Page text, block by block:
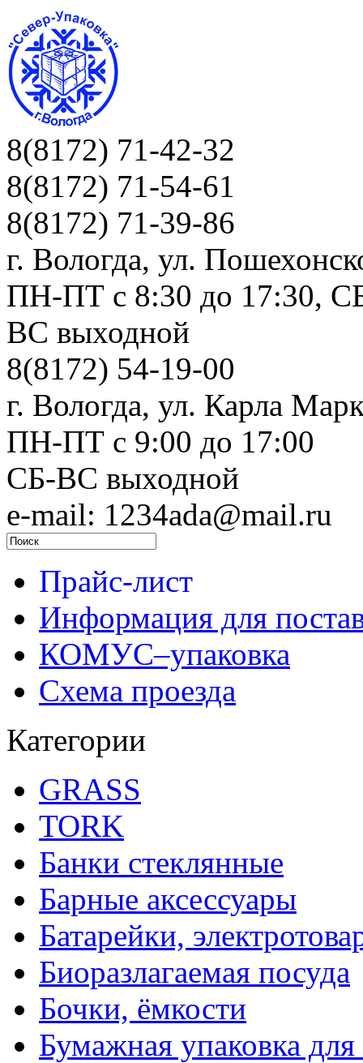
8(8172) 71-42-32
8(8172) 71-54-61
8(8172) 71-39-86
г. Вологда, ул.
ПН-ПТ c 8:30 до 17:30,
ВС выходной
8(8172) 54-19-00
г. Вологда, ул. Карла
ПН-ПТ c 9:00 до 17:00
СБ-ВС выходной
e-mail: 1234ada@mail.ru
Прайс-лист
Информация для
КОМУС–упаковка
Схема проезда
Категории
GRASS
TORK
Банки стеклянные
Барные аксессуары
Батарейки,
Биоразлагаемая посуда
Бочки, ёмкости
Бумажная упаковка